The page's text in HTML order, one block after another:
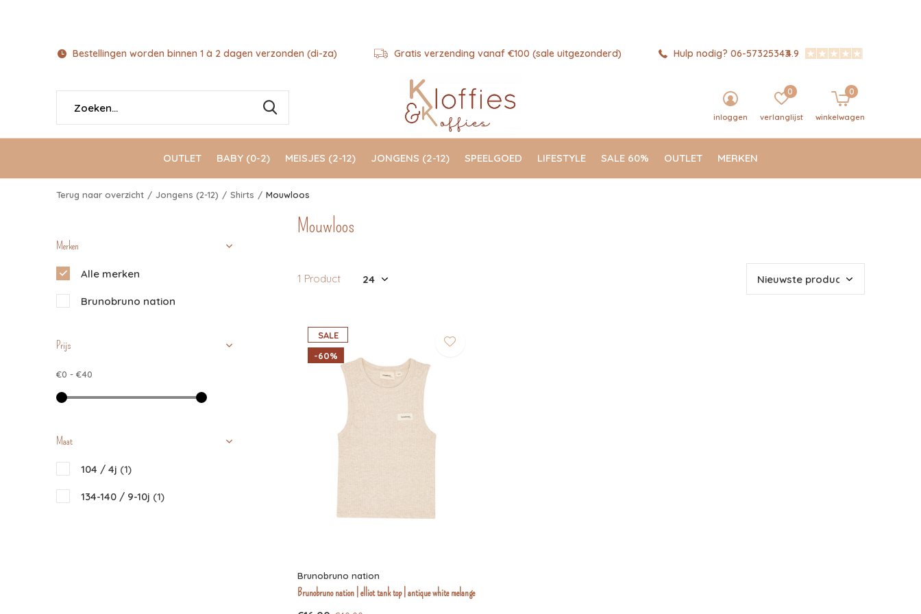
OUTLET BABY (0-2) MEISJES (2-12) JONGENS (2-12) SPEELGOED LIFESTYLE SALE 60% OUTLET MERKEN
inloggen verlanglijst
0
winkelwagen
0
Bestellingen worden binnen 1 à 2 dagen verzonden (di-za) Gratis verzending vanaf €100 (sale uitgezonderd) Hulp nodig? 06-573253434.9
Terug naar overzicht Jongens (2-12) Shirts Mouwloos
Mouwloos
1 Product
SALE
-60%
Brunobruno nation
Brunobruno nation | elliot tank top | antique white melange
Merken
Alle merken
Brunobruno nation
Prijs
€0 - €40
Maat
104 / 4j (1)
134-140 / 9-10j (1)